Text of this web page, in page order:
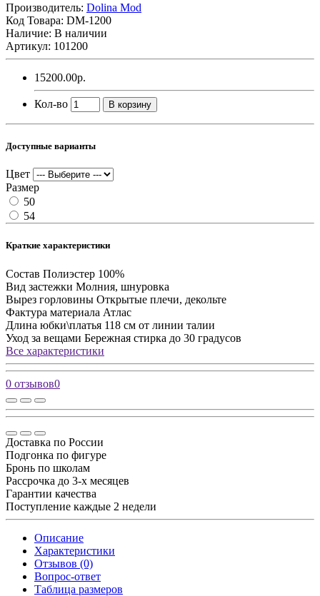
Производитель: Dolina Mod
Код Товара: DM-1200
Наличие: В наличии
Артикул: 101200
15200.00р.
Кол-во В корзину
Доступные варианты
Цвет
Размер
50
54
Краткие характеристики
Состав Полиэстер 100%
Вид застежки Молния, шнуровка
Вырез горловины Открытые плечи, декольте
Фактура материала Атлас
Длина юбки\платья 118 см от линии талии
Уход за вещами Бережная стирка до 30 градусов
Все характеристики
0 отзывов0
Доставка по России
Подгонка по фигуре
Бронь по школам
Рассрочка до 3-х месяцев
Гарантии качества
Поступление каждые 2 недели
Описание
Характеристики
Отзывов (0)
Вопрос-ответ
Таблица размеров